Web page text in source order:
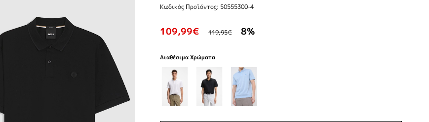
Κωδικός Προϊόντος: 50555300-4
109,99€ 119,95€ 8%
Διαθέσιμα Χρώματα